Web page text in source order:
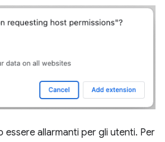
essere allarmanti per gli utenti. Per